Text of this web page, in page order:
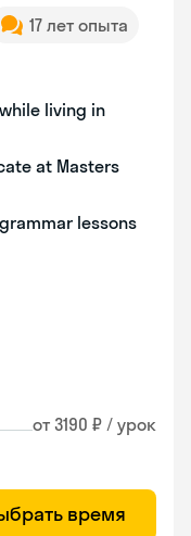
17 лет опыта
living in
at Masters
lessons
от 3190 ₽ / урок
время